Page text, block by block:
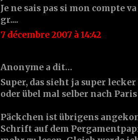
Je ne sais pas si mon compte
gr....
7 décembre 2007 à 14:42
Anonyme a dit…
Super, das sieht ja super
oder übel mal selber nach
Päckchen ist übrigens
Schrift auf dem